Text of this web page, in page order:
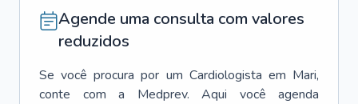
Agende uma consulta com valores
reduzidos
Se você procura por um Cardiologista em Mari,
conte com a Medprev. Aqui você agenda